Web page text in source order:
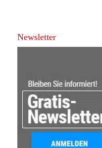
Newsletter